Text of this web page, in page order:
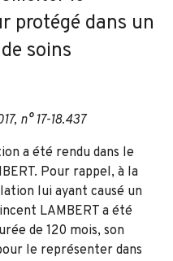
protégé dans un
soins
n° 17-18.437
a été rendu dans le
Pour rappel, à la
lui ayant causé un
LAMBERT a été
de 120 mois, son
le représenter dans